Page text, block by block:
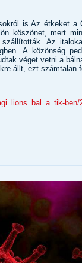
is Az étkeket
köszönet, mert
Az
A közönség
véget vetni a
állt, ezt számtalan
ben/